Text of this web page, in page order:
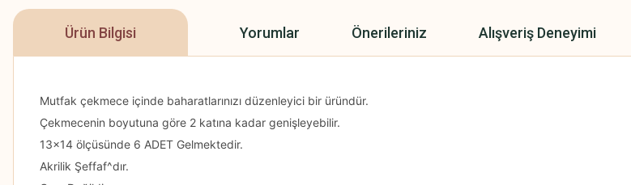
Ürün Bilgisi Yorumlar Önerileriniz Alışveriş Deneyimi
Mutfak çekmece içinde baharatlarınızı düzenleyici bir üründür.
Çekmecenin boyutuna göre 2 katına kadar genişleyebilir.
13x14 ölçüsünde 6 ADET Gelmektedir.
Akrilik Şeffaf^dır.